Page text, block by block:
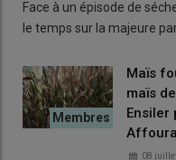
me pose pas de souci
alarmé, c’est le nombre de
mois ! »
Et puis, un beau matin, ce
réception d’un courrier de
l’élevage d’une
Face à un épisode de
le temps sur la majeure
Maïs
maïs
Ensiler
08